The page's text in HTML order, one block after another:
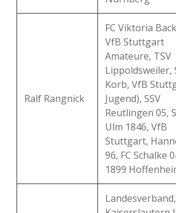
Ralf Rangnick
FC Viktoria
VfB Stuttgart
Amateure, TSV
Lippoldsweiler,
Korb, VfB
Jugend), SSV
Reutlingen 05,
Ulm 1846, VfB
Stuttgart,
96, FC Schalke
1899
Landesverband,